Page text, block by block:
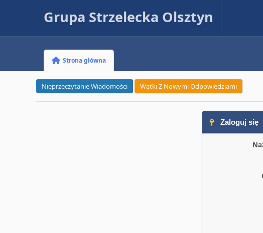
Grupa Strzelecka Olsztyn
Strona główna
Nieprzeczytanie Wiadomości Wątki Z Nowymi Odpowiedziami
Zaloguj się